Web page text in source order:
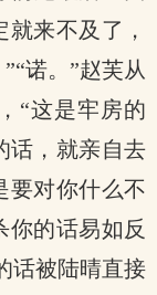
来不及了，
诺。”赵芙从
“这是牢房的
话，就亲自去
要对你什么不
的话易如反
话被陆晴直接